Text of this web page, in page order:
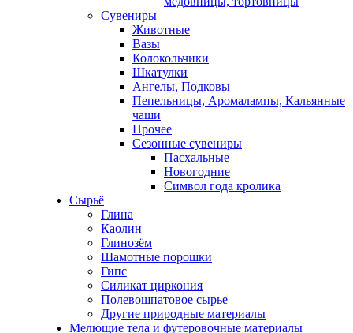
Сувениры
Животные
Вазы
Колокольчики
Шкатулки
Ангелы, Подковы
Пепельницы, Аромалампы, Кальянные
чаши
Прочее
Сезонные сувениры
Пасхальные
Новогодние
Символ года кролика
Сырьё
Глина
Каолин
Глинозём
Шамотные порошки
Гипс
Силикат циркония
Полевошпатовое сырье
Другие природные материалы
Мелющие тела и футеровочные материалы